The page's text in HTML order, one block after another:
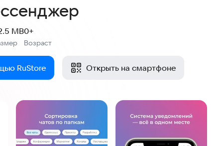
MB
Возраст
0+
RuStore Открыть на смартфоне